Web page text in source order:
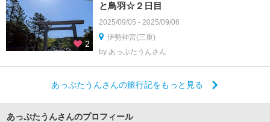
2
と鳥羽☆２日目
2025/09/05 - 2025/09/06
伊勢神宮(三重)
by あっぷたうんさん
あっぷたうんさんの旅行記をもっと見る
あっぷたうんさんのプロフィール